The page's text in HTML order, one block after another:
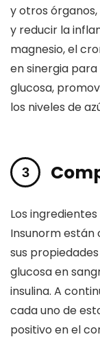
y otros
y reducir la
magnesio, el
en sinergia
glucosa,
los niveles de
Los
Insunorm están
sus
glucosa en
insulina. A
cada uno de
positivo en el